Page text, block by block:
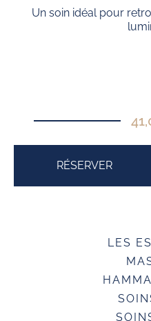
Un soin idéal pour
RÉSERVER
LES